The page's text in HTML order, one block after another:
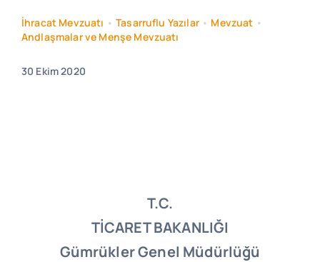
İhracat Mevzuatı •Tasarruflu Yazılar• Mevzuat •
Andlaşmalar ve Menşe Mevzuatı
30 Ekim 2020
T.C.
TİCARET BAKANLIĞI
Gümrükler Genel Müdürlüğü